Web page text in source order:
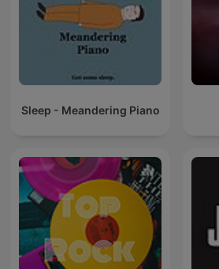
Sleep - Meandering Piano